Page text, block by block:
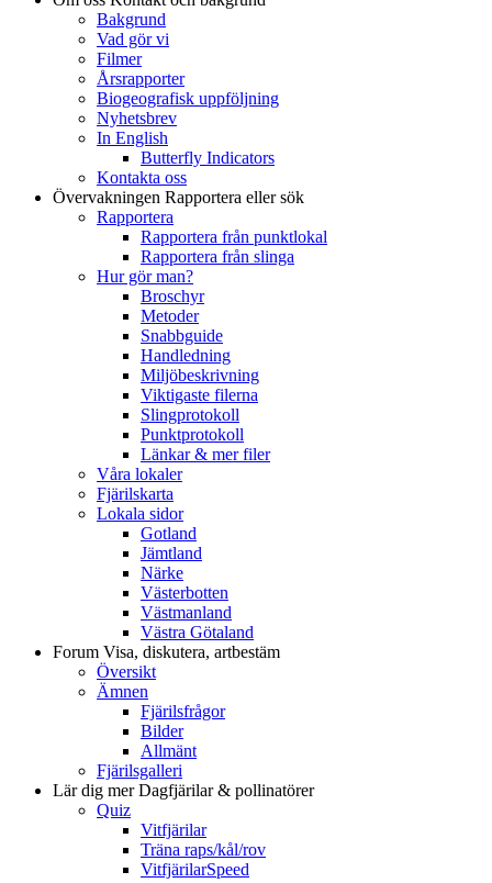
Bakgrund
Vad gör vi
Filmer
Årsrapporter
Biogeografisk uppföljning
Nyhetsbrev
In English
Butterfly Indicators
Kontakta oss
Övervakningen Rapportera eller sök
Rapportera
Rapportera från punktlokal
Rapportera från slinga
Hur gör man?
Broschyr
Metoder
Snabbguide
Handledning
Miljöbeskrivning
Viktigaste filerna
Slingprotokoll
Punktprotokoll
Länkar & mer filer
Våra lokaler
Fjärilskarta
Lokala sidor
Gotland
Jämtland
Närke
Västerbotten
Västmanland
Västra Götaland
Forum Visa, diskutera, artbestäm
Översikt
Ämnen
Fjärilsfrågor
Bilder
Allmänt
Fjärilsgalleri
Lär dig merDagfjärilar & pollinatörer
Quiz
Vitfjärilar
Träna raps/kål/rov
VitfjärilarSpeed